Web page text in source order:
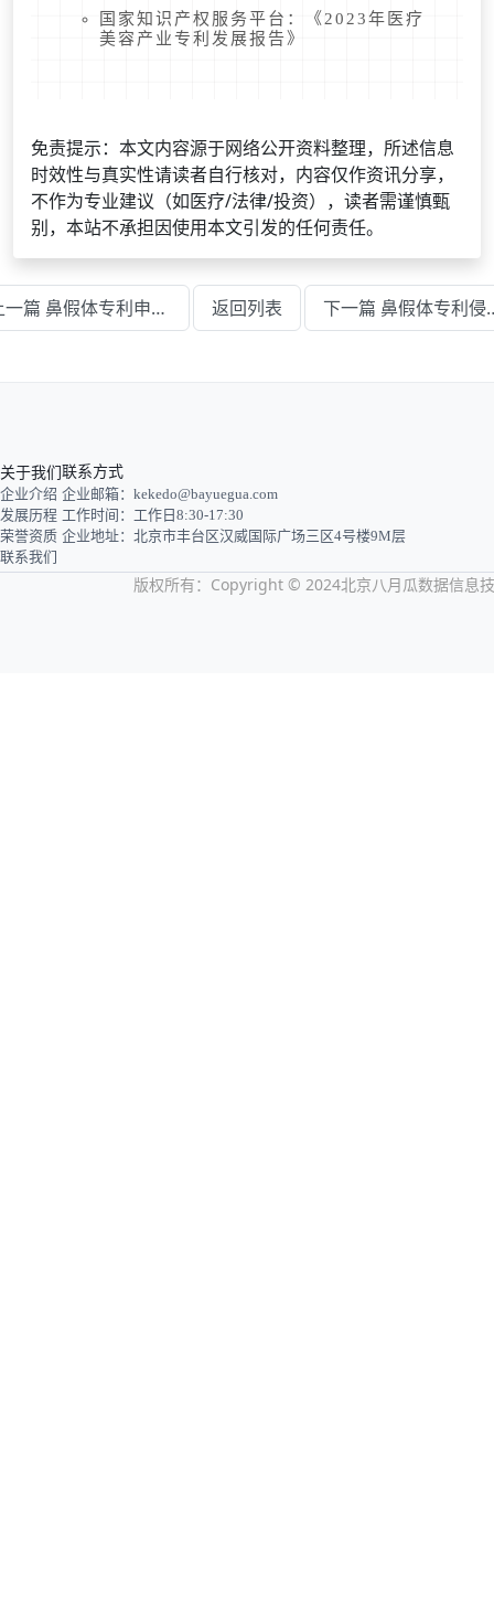
国家知识产权服务平台：《2023年医疗
美容产业专利发展报告》
免责提示：本文内容源于网络公开资料整理，所述信息
时效性与真实性请读者自行核对，内容仅作资讯分享，
不作为专业建议（如医疗/法律/投资），读者需谨慎甄
别，本站不承担因使用本文引发的任何责任。
上一篇 鼻假体专利申请流程及费用多少 返回列表 下一篇 鼻
关于我们
企业介绍
发展历程
荣誉资质
联系我们
联系方式
企业邮箱：kekedo@bayuegua.com
工作时间：工作日8:30-17:30
企业地址：北京市丰台区汉威国际广场三区4号楼9M层
版权所有：Copyright © 2024北京八月瓜数据信息